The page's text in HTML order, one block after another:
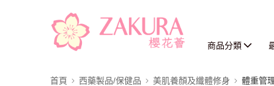
商品分類
首頁 西藥製品/保健品 美肌養顏及纖體修身 體重管